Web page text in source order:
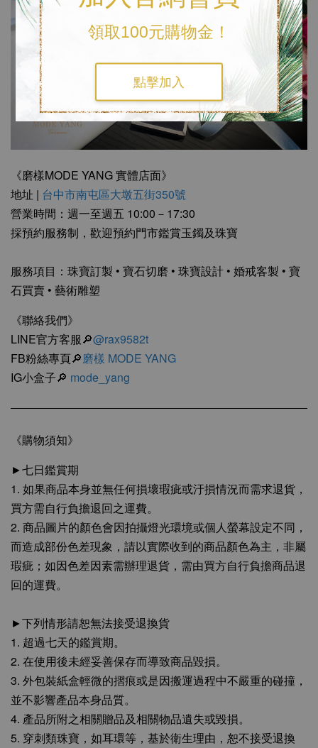
領取100元購物金！
點擊加入
《磨樣MODE YANG 實體店面》
地址 | 台中市南屯區大墩五街350號
營業時間：週一至週五 10:00－17:30
採預約服務制，歡迎預約門市鑑賞玉鐲及珠寶
服務項目：珠寶訂製 • 寶石切磨 • 珠寶設計 • 婚戒客製 • 寶
石買賣 • 藝術雕塑
《聯絡我們》
LINE官方客服🔎@rax9582t
FB粉絲專頁🔎磨樣 MODE YANG
IG小盒子🔎 mode_yang
《購物須知》
►七日鑑賞期
1. 如果商品本身並無任何損壞瑕疵或汙損情況而需求退貨，
買方需自行負擔退回之運費。
2. 商品圖片的顏色會因拍攝燈光環境或個人螢幕設定不同，
而造成部份色差現象，請以實際收到的商品顏色為主，非屬
瑕疵；如因色差因素需辦理退貨，需由買方自行負擔商品退
回的運費。
►下列情形請恕無法接受退換貨
1. 超過七天的鑑賞期。
2. 在使用後未經妥善保存而導致商品毀損。
3. 外包裝紙盒輕微的摺痕或是因搬運過程中不嚴重的碰撞，
並不影響產品本身品質。
4. 產品所附之相關贈品及相關物品遺失或毀損。
5. 穿刺類珠寶，如耳環等，基於衛生理由，恕不接受退換